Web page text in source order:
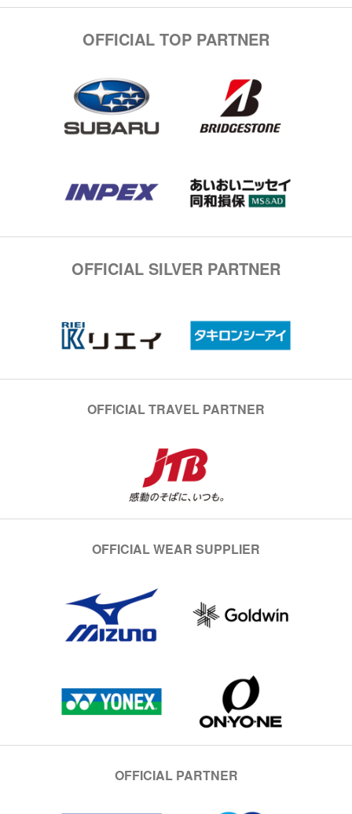
OFFICIAL TOP PARTNER
OFFICIAL SILVER PARTNER
OFFICIAL TRAVEL PARTNER
OFFICIAL WEAR SUPPLIER
OFFICIAL PARTNER